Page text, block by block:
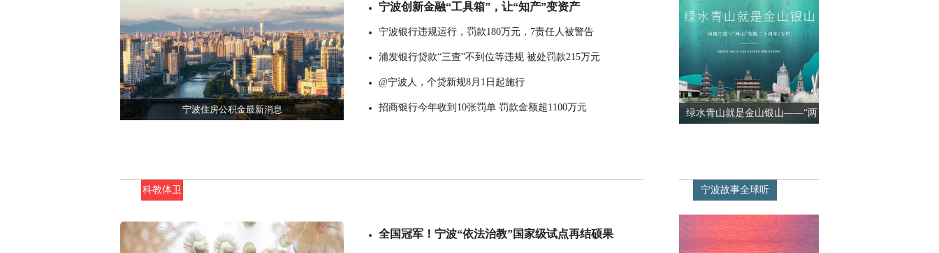
宁波住房公积金最新消息
宁波创新金融“工具箱”，让“知产”变资产
宁波银行违规运行，罚款180万元，7责任人被警告
浦发银行贷款“三查”不到位等违规 被处罚款215万元
@宁波人，个贷新规8月1日起施行
招商银行今年收到10张罚单 罚款金额超1100万元
绿水青山就是金山银山——“两
全国冠军！宁波“依法治教”国家级试点再结硕果
科教体卫 宁波故事全球听